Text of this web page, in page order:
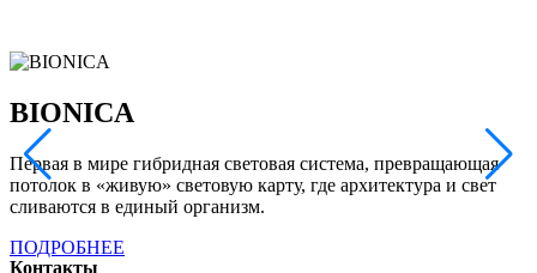
BIONICA
Первая в мире гибридная световая система, превращающая
потолок в «живую» световую карту, где архитектура и свет
сливаются в единый организм.
ПОДРОБНЕЕ
Контакты